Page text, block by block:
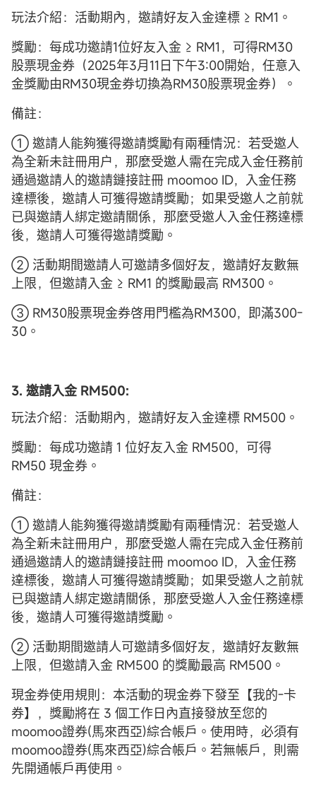
玩法介紹：活動期內，邀請好友入金達標 ≥ RM1。
獎勵：每成功邀請1位好友入金 ≥ RM1，可得RM30
股票現金券（2025年3月11日下午3:00開始，任意入
金獎勵由RM30現金券切換為RM30股票現金券）。
備註：
① 邀請人能夠獲得邀請獎勵有兩種情況：若受邀人
為全新未註冊用户，那麼受邀人需在完成入金任務前
通過邀請人的邀請鏈接註冊 moomoo ID，入金任務
達標後，邀請人可獲得邀請獎勵；如果受邀人之前就
已與邀請人綁定邀請關係，那麼受邀人入金任務達標
後，邀請人可獲得邀請獎勵。
② 活動期間邀請人可邀請多個好友，邀請好友數無
上限，但邀請入金 ≥ RM1 的獎勵最高 RM300。
③ RM30股票現金券啓用門檻為RM300，即滿300-
30。
3. 邀請入金 RM500:
玩法介紹：活動期內，邀請好友入金達標 RM500。
獎勵：每成功邀請 1 位好友入金 RM500，可得
RM50 現金券。
備註：
① 邀請人能夠獲得邀請獎勵有兩種情況：若受邀人
為全新未註冊用户，那麼受邀人需在完成入金任務前
通過邀請人的邀請鏈接註冊 moomoo ID，入金任務
達標後，邀請人可獲得邀請獎勵；如果受邀人之前就
已與邀請人綁定邀請關係，那麼受邀人入金任務達標
後，邀請人可獲得邀請獎勵。
② 活動期間邀請人可邀請多個好友，邀請好友數無
上限，但邀請入金 RM500 的獎勵最高 RM500。
現金券使用規則：本活動的現金券下發至【我的-卡
券】，獎勵將在 3 個工作日內直接發放至您的
moomoo證券(馬來西亞)綜合帳戶。使用時，必須有
moomoo證券(馬來西亞)綜合帳戶。若無帳戶，則需
先開通帳戶再使用。